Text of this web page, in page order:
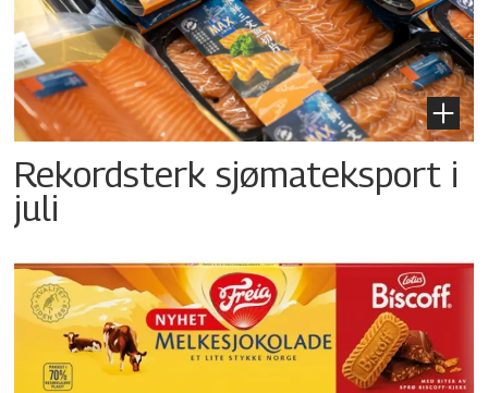
Rekordsterk sjømateksport i
juli